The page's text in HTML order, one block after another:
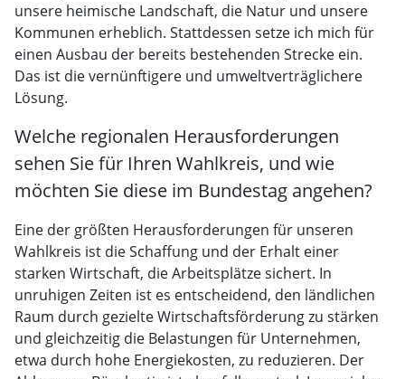
unsere heimische Landschaft, die Natur und unsere
Kommunen erheblich. Stattdessen setze ich mich für
einen Ausbau der bereits bestehenden Strecke ein.
Das ist die vernünftigere und umweltverträglichere
Lösung.
Welche regionalen Herausforderungen
sehen Sie für Ihren Wahlkreis, und wie
möchten Sie diese im Bundestag angehen?
Eine der größten Herausforderungen für unseren
Wahlkreis ist die Schaffung und der Erhalt einer
starken Wirtschaft, die Arbeitsplätze sichert. In
unruhigen Zeiten ist es entscheidend, den ländlichen
Raum durch gezielte Wirtschaftsförderung zu stärken
und gleichzeitig die Belastungen für Unternehmen,
etwa durch hohe Energiekosten, zu reduzieren. Der